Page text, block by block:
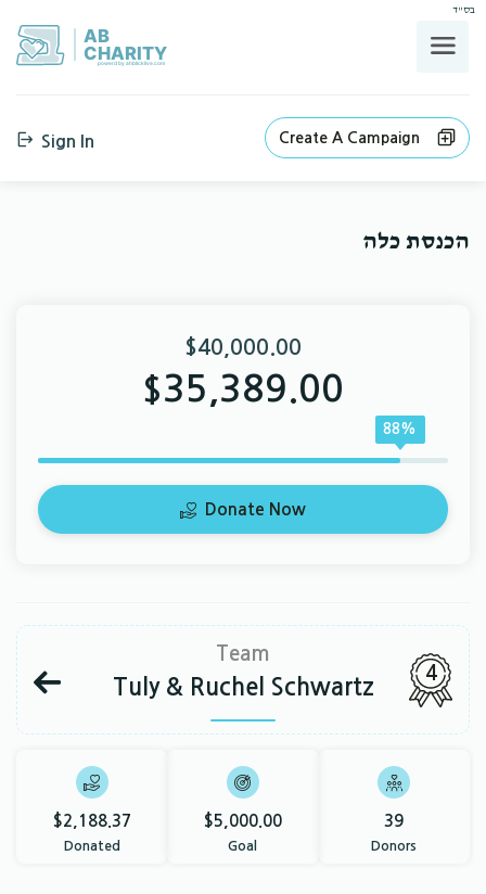
בס"ד
AB
CHARITY
powerd by ahblicklive.com
Sign In Create A Campaign
הכנסת כלה
$40,000.00
$35,389.00
88%
Donate Now
Team
Tuly & Ruchel Schwartz
4
$2,188.37
Donated
$5,000.00
Goal
39
Donors